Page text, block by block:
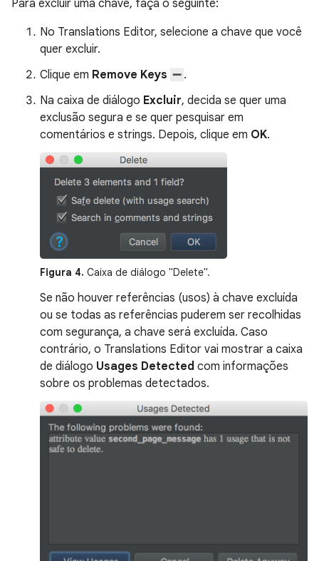
Para excluir uma chave, faça o seguinte:
No Translations Editor, selecione a chave que você
quer excluir.
Clique em Remove Keys
.
Na caixa de diálogo Excluir, decida se quer uma
exclusão segura e se quer pesquisar em
comentários e strings. Depois, clique em OK.
Figura 4. Caixa de diálogo "Delete".
Se não houver referências (usos) à chave excluída
ou se todas as referências puderem ser recolhidas
com segurança, a chave será excluída. Caso
contrário, o Translations Editor vai mostrar a caixa
de diálogo Usages Detected com informações
sobre os problemas detectados.